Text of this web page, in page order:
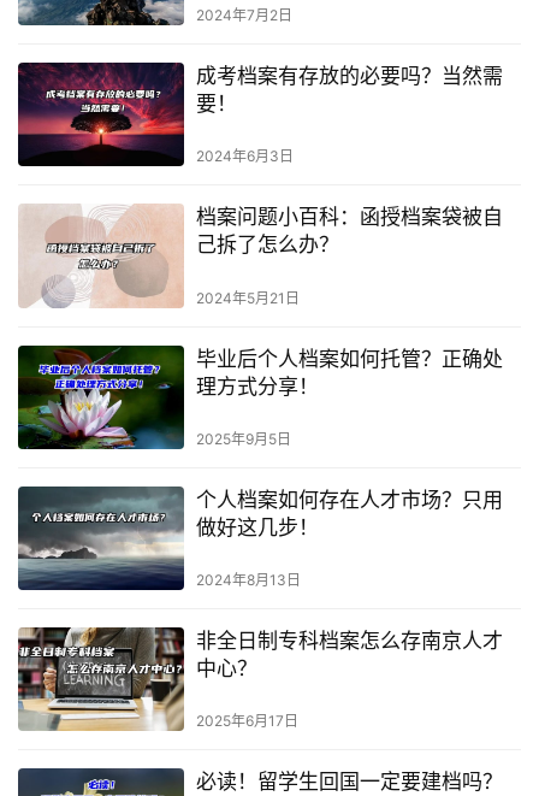
2024年7月2日
成考档案有存放的必要吗？当然需
要！
2024年6月3日
档案问题小百科：函授档案袋被自
己拆了怎么办？
2024年5月21日
毕业后个人档案如何托管？正确处
理方式分享！
2025年9月5日
个人档案如何存在人才市场？只用
做好这几步！
2024年8月13日
非全日制专科档案怎么存南京人才
中心？
2025年6月17日
必读！留学生回国一定要建档吗？